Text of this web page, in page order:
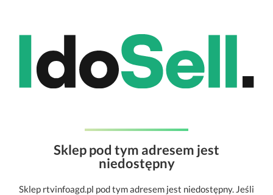
Sklep pod tym adresem jest
niedostępny
Sklep rtvinfoagd.pl pod tym adresem jest niedostępny. Jeśli